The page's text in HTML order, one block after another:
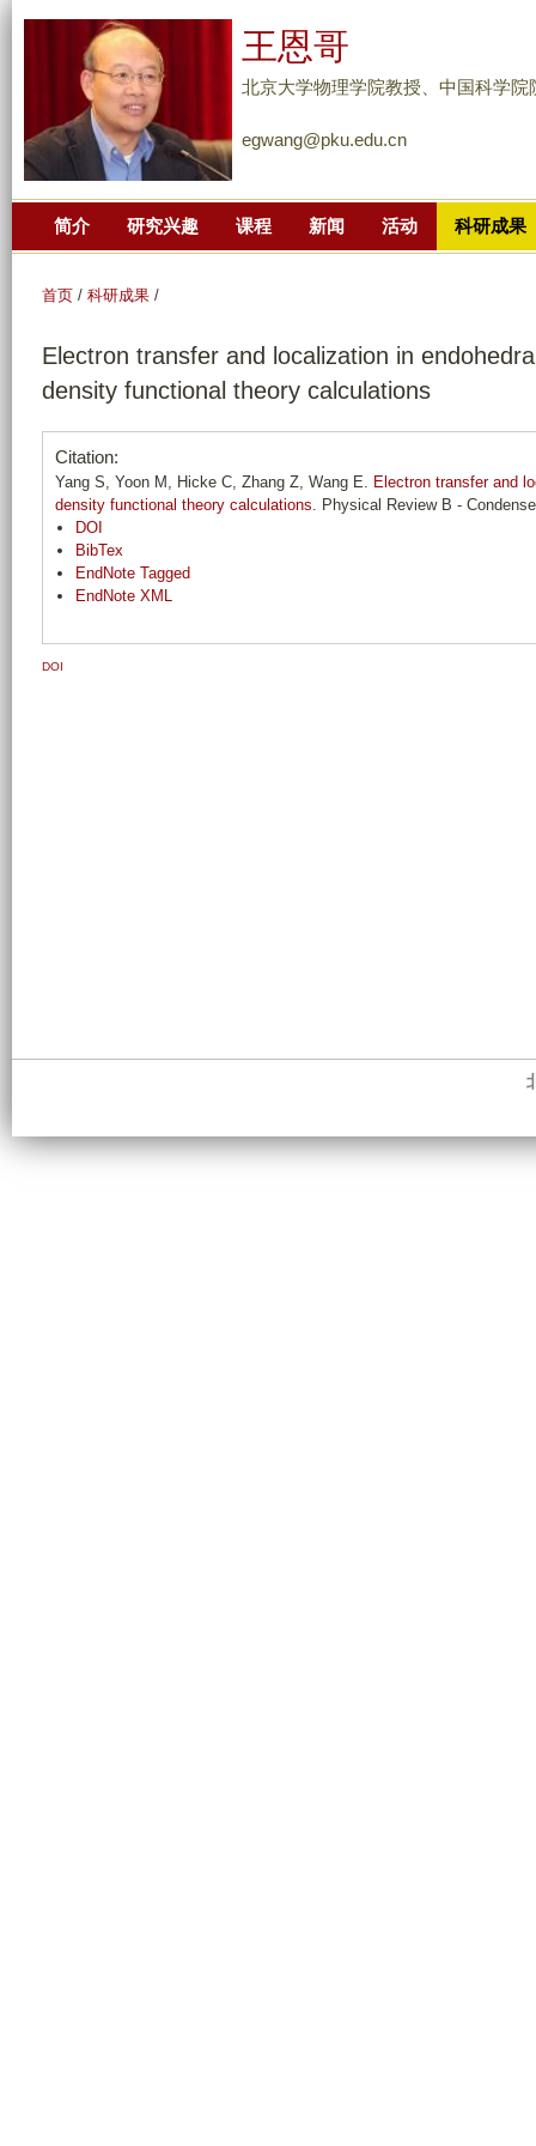
到
主
要
分
王恩哥
北京大学物理学院教授、中国科学
egwang@pku.edu.cn
简介 研究兴趣 课程 新闻 活动 科研成果
首页 / 科研成果 /
Electron transfer and localization in
density functional theory calculations
Citation:
Yang S, Yoon M, Hicke C, Zhang Z, Wang E. Electron transfer and
density functional theory calculations. Physical Review B -
DOI
BibTex
EndNote Tagged
EndNote XML
DOI